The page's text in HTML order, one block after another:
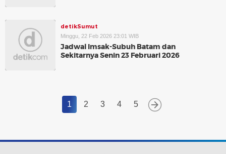
detikSumut
Minggu, 22 Feb 2026 23:01 WIB
Jadwal Imsak-Subuh Batam dan
Sekitarnya Senin 23 Februari 2026
1 2 3 4 5